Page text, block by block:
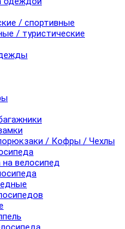
/ спортивные
/ туристические
/ Кофры / Чехлы
велосипед